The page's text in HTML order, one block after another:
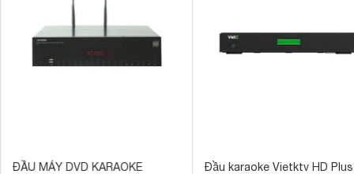
ĐẦU MÁY DVD KARAOKE
Đầu karaoke Vietktv HD Plus